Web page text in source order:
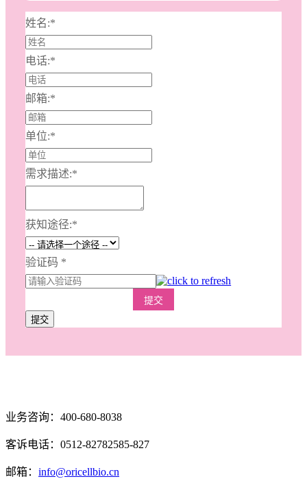
姓名:*
电话:*
邮箱:*
单位:*
需求描述:*
获知途径:*
验证码 *
提交
提交
业务咨询：400-680-8038
客诉电话：0512-82782585-827
邮箱： info@oricellbio.cn